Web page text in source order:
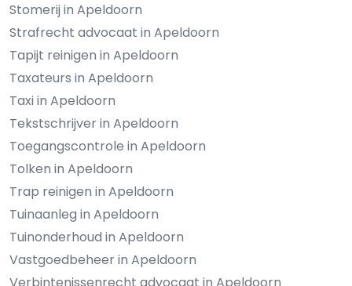
Stomerij in Apeldoorn
Strafrecht advocaat in Apeldoorn
Tapijt reinigen in Apeldoorn
Taxateurs in Apeldoorn
Taxi in Apeldoorn
Tekstschrijver in Apeldoorn
Toegangscontrole in Apeldoorn
Tolken in Apeldoorn
Trap reinigen in Apeldoorn
Tuinaanleg in Apeldoorn
Tuinonderhoud in Apeldoorn
Vastgoedbeheer in Apeldoorn